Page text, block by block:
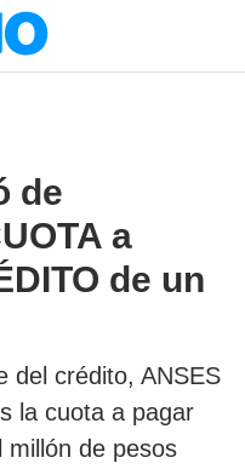
de
a
de un
del crédito, ANSES
la cuota a pagar
millón de pesos